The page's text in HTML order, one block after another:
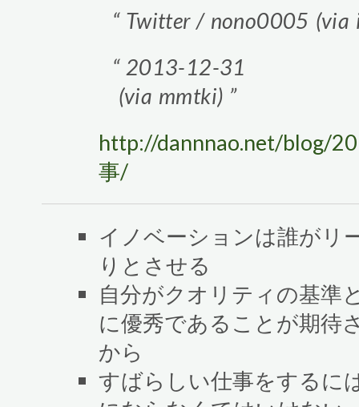
Twitter / nono0005 (via
2013-12-31
(via mmtki)
http://dannnao.net/blog/
事/
イノベーションは誰がリ
りとさせる
自分がクオリティの基準
に優秀であることが期待
から
すばらしい仕事をするに